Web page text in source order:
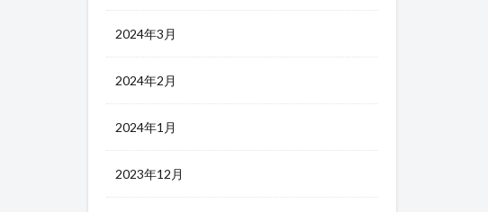
2024年3月
2024年2月
2024年1月
2023年12月